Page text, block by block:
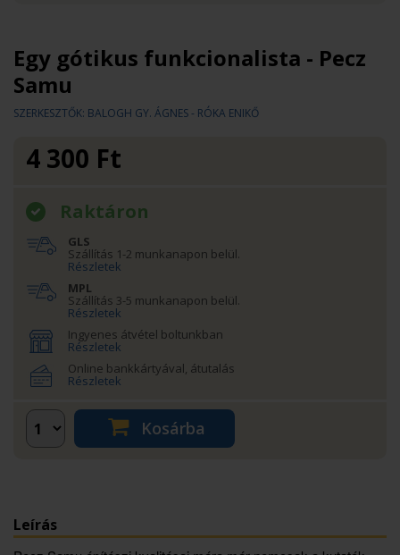
Egy gótikus funkcionalista - Pecz
Samu
SZERKESZTŐK: BALOGH GY. ÁGNES - RÓKA ENIKŐ
4 300 Ft
Raktáron
GLS
Szállítás 1-2 munkanapon belül.
Részletek
MPL
Szállítás 3-5 munkanapon belül.
Részletek
Ingyenes átvétel boltunkban
Részletek
Online bankkártyával, átutalás
Részletek
Kosárba
Leírás